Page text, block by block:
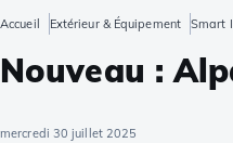
Accueil Extérieur & Équipement Smart
Nouveau :
mercredi 30 juillet 2025